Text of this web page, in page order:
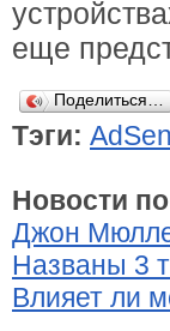
еще
Поделиться…
Тэги:
Новости
Джон
Названы 3
Влияет ли